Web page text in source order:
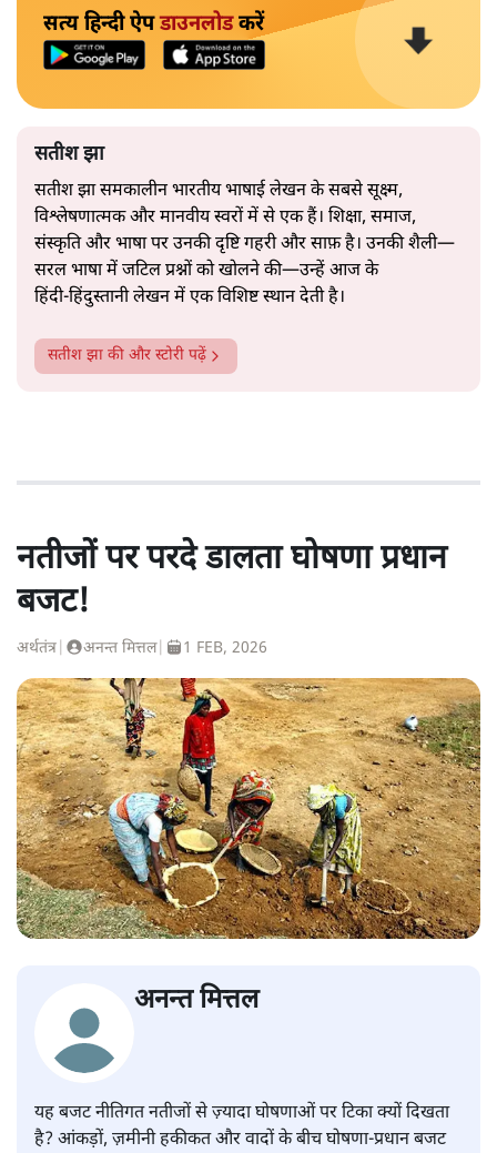
सत्य हिन्दी ऐपडाउनलोडकरें
सतीश झा
सतीश झा समकालीन भारतीय भाषाई लेखन के सबसे सूक्ष्म,
विश्लेषणात्मक और मानवीय स्वरों में से एक हैं। शिक्षा, समाज,
संस्कृति और भाषा पर उनकी दृष्टि गहरी और साफ़ है। उनकी शैली—
सरल भाषा में जटिल प्रश्नों को खोलने की—उन्हें आज के
हिंदी‑हिंदुस्तानी लेखन में एक विशिष्ट स्थान देती है।
सतीश झा की और स्टोरी पढ़ें
नतीजों पर परदे डालता घोषणा प्रधान
बजट!
अर्थतंत्र अनन्त मित्तल| 1 FEB, 2026
अनन्त मित्तल
यह बजट नीतिगत नतीजों से ज़्यादा घोषणाओं पर टिका क्यों दिखता
है? आंकड़ों, ज़मीनी हकीकत और वादों के बीच घोषणा-प्रधान बजट